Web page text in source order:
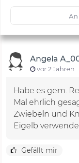
🙂
Angela
vor 2 Jahren
Habe es gem.
Mal ehrlich
Zwiebeln und
Eigelb
Gefällt mir